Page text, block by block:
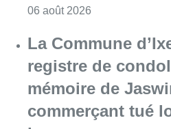
06 août 2026
La Commune
registre de
mémoire de
commerçant tué